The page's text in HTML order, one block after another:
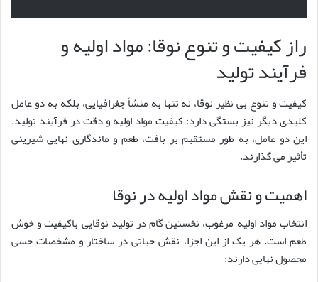
راز کیفیت و تنوع نوقا: مواد اولیه و
فرآیند تولید
کیفیت و تنوع بی نظیر نوقا، نه تنها به منشأ جغرافیایی، بلکه به دو عامل
کلیدی دیگر نیز بستگی دارد: کیفیت مواد اولیه و دقت در فرآیند تولید.
این دو عامل، به طور مستقیم بر بافت، طعم و ماندگاری نهایی شیرینی
تأثیر می گذارند.
اهمیت و نقش مواد اولیه در نوقا
انتخاب مواد اولیه مرغوب، نخستین گام در تولید نوقایی باکیفیت و خوش
طعم است. هر یک از این اجزا، نقش حیاتی در ساختار و مشخصات حسی
محصول نهایی دارند: